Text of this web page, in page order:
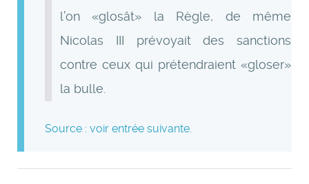
l’on «glosât» la Règle, de même
Nicolas III prévoyait des sanctions
contre ceux qui prétendraient «gloser»
la bulle.
Source : voir entrée suivante.